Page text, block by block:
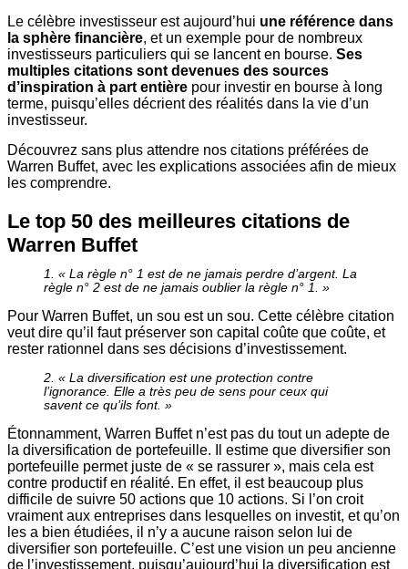
Le célèbre investisseur est aujourd’hui une référence dans
la sphère financière, et un exemple pour de nombreux
investisseurs particuliers qui se lancent en bourse. Ses
multiples citations sont devenues des sources
d’inspiration à part entière pour investir en bourse à long
terme, puisqu’elles décrient des réalités dans la vie d’un
investisseur.
Découvrez sans plus attendre nos citations préférées de
Warren Buffet, avec les explications associées afin de mieux
les comprendre.
Le top 50 des meilleures citations de
Warren Buffet
1. « La règle n° 1 est de ne jamais perdre d’argent. La
règle n° 2 est de ne jamais oublier la règle n° 1. »
Pour Warren Buffet, un sou est un sou. Cette célèbre citation
veut dire qu’il faut préserver son capital coûte que coûte, et
rester rationnel dans ses décisions d’investissement.
2. « La diversification est une protection contre
l’ignorance. Elle a très peu de sens pour ceux qui
savent ce qu’ils font. »
Étonnamment, Warren Buffet n’est pas du tout un adepte de
la diversification de portefeuille. Il estime que diversifier son
portefeuille permet juste de « se rassurer », mais cela est
contre productif en réalité. En effet, il est beaucoup plus
difficile de suivre 50 actions que 10 actions. Si l’on croit
vraiment aux entreprises dans lesquelles on investit, et qu’on
les a bien étudiées, il n’y a aucune raison selon lui de
diversifier son portefeuille. C’est une vision un peu ancienne
de l’investissement, puisqu’aujourd’hui la diversification est